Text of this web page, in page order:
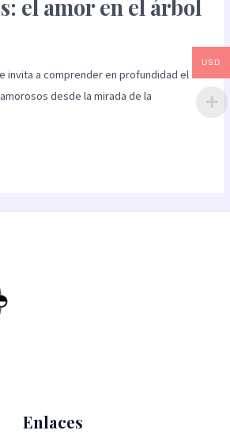
el amor en el árbol
invita a comprender en profundidad el
desde la mirada de la
Enlaces
USD